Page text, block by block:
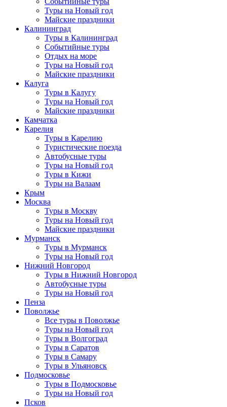
Туры на Новый год
Майские праздники
Калининград
Туры в Калининград
Событийные туры
Отдых на море
Туры на Новый год
Майские праздники
Калуга
Туры в Калугу
Туры на Новый год
Майские праздники
Камчатка
Карелия
Туры в Карелию
Туристические поезда
Автобусные туры
Туры на Новый год
Туры в Кижи
Туры на Валаам
Крым
Москва
Туры в Москву
Туры на Новый год
Майские праздники
Мурманск
Туры в Мурманск
Туры на Новый год
Нижний Новгород
Туры в Нижний Новгород
Автобусные туры
Туры на Новый год
Пенза
Поволжье
Все туры в Поволжье
Туры на Новый год
Туры в Волгоград
Туры в Саратов
Туры в Самару
Туры в Ульяновск
Подмосковье
Туры в Подмосковье
Туры на Новый год
Псков